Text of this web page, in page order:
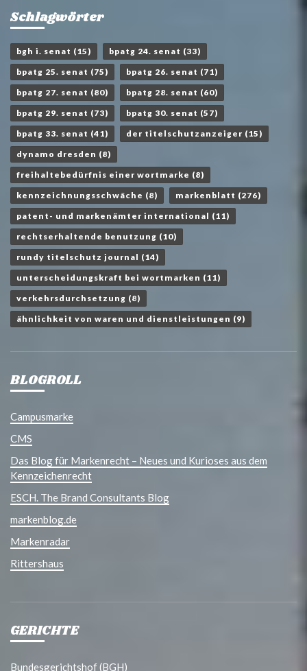
Schlagwörter
bgh i. senat (15) bpatg 24. senat (33)
bpatg 25. senat (75) bpatg 26. senat (71)
bpatg 27. senat (80) bpatg 28. senat (60)
bpatg 29. senat (73) bpatg 30. senat (57)
bpatg 33. senat (41) der titelschutzanzeiger (15)
dynamo dresden (8)
freihaltebedürfnis einer wortmarke (8)
kennzeichnungsschwäche (8) markenblatt (276)
patent- und markenämter international (11)
rechtserhaltende benutzung (10)
rundy titelschutz journal (14)
unterscheidungskraft bei wortmarken (11)
verkehrsdurchsetzung (8)
ähnlichkeit von waren und dienstleistungen (9)
BLOGROLL
Campusmarke
CMS
Das Blog für Markenrecht – Neues und Kurioses aus dem
Kennzeichenrecht
ESCH. The Brand Consultants Blog
markenblog.de
Markenradar
Rittershaus
GERICHTE
Bundesgerichtshof (BGH)